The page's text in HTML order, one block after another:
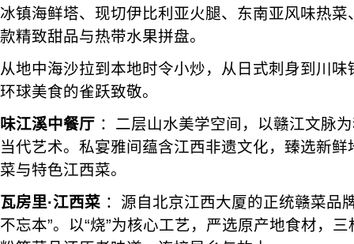
冰镇海鲜塔、现切伊比利亚火腿、东南亚风味热
款精致甜品与热带水果拼盘。
从地中海沙拉到本地时令小炒，从日式刺身到川
环球美食的雀跃致敬。
味江溪中餐厅 ：二层山水美学空间，以赣江文脉
当代艺术。私宴雅间蕴含江西非遗文化，臻选新
菜与特色江西菜。
瓦房里·江西菜 ：源自北京江西大厦的正统赣菜品
不忘本”。以“烧”为核心工艺，严选原产地食材，